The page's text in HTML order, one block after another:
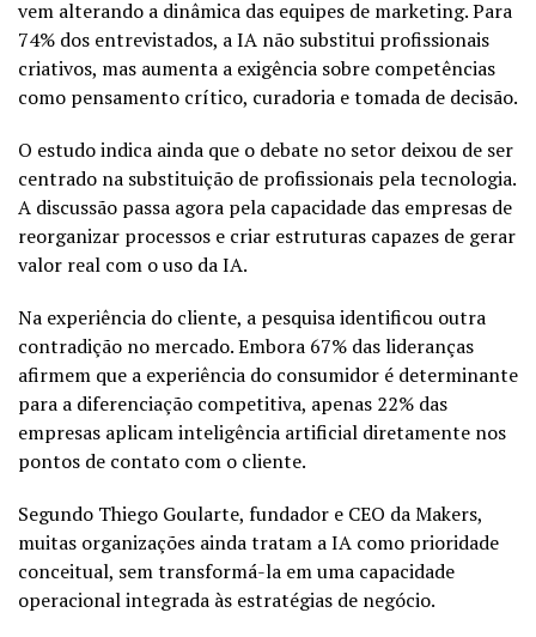
vem alterando a dinâmica das equipes de marketing. Para
74% dos entrevistados, a IA não substitui profissionais
criativos, mas aumenta a exigência sobre competências
como pensamento crítico, curadoria e tomada de decisão.
O estudo indica ainda que o debate no setor deixou de ser
centrado na substituição de profissionais pela tecnologia.
A discussão passa agora pela capacidade das empresas de
reorganizar processos e criar estruturas capazes de gerar
valor real com o uso da IA.
Na experiência do cliente, a pesquisa identificou outra
contradição no mercado. Embora 67% das lideranças
afirmem que a experiência do consumidor é determinante
para a diferenciação competitiva, apenas 22% das
empresas aplicam inteligência artificial diretamente nos
pontos de contato com o cliente.
Segundo Thiego Goularte, fundador e CEO da Makers,
muitas organizações ainda tratam a IA como prioridade
conceitual, sem transformá-la em uma capacidade
operacional integrada às estratégias de negócio.